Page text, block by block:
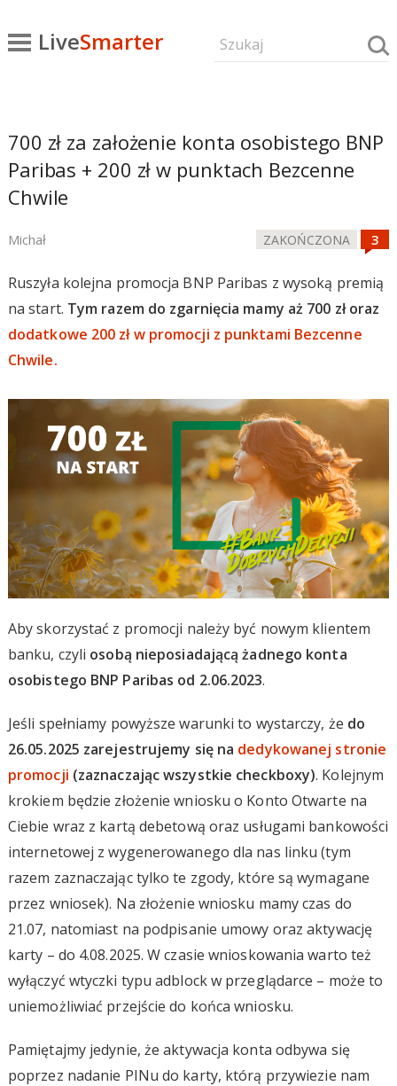
LiveSmarter
700 zł za założenie konta osobistego BNP
Paribas + 200 zł w punktach Bezcenne
Chwile
Michał ZAKOŃCZONA
Ruszyła kolejna promocja BNP Paribas z wysoką premią
na start. Tym razem do zgarnięcia mamy aż 700 zł oraz
dodatkowe 200 zł w promocji z punktami Bezcenne
Chwile.
Aby skorzystać z promocji należy być nowym klientem
banku, czyli osobą nieposiadającą żadnego konta
osobistego BNP Paribas od 2.06.2023.
Jeśli spełniamy powyższe warunki to wystarczy, że do
26.05.2025 zarejestrujemy się na dedykowanej stronie
promocji (zaznaczając wszystkie checkboxy). Kolejnym
krokiem będzie złożenie wniosku o Konto Otwarte na
Ciebie wraz z kartą debetową oraz usługami bankowości
internetowej z wygenerowanego dla nas linku (tym
razem zaznaczając tylko te zgody, które są wymagane
przez wniosek). Na złożenie wniosku mamy czas do
21.07, natomiast na podpisanie umowy oraz aktywację
karty – do 4.08.2025. W czasie wnioskowania warto też
wyłączyć wtyczki typu adblock w przeglądarce – może to
uniemożliwiać przejście do końca wniosku.
Pamiętajmy jedynie, że aktywacja konta odbywa się
poprzez nadanie PINu do karty, którą przywiezie nam